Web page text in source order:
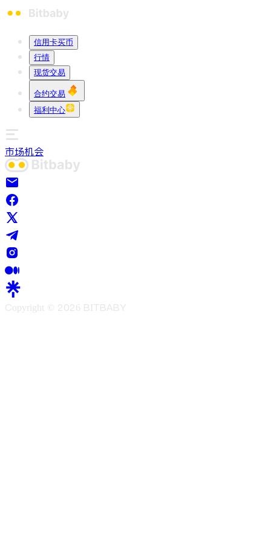
信用卡买币
行情
现货交易
合约交易
福利中心
市场机会
Copyright © 2026 BITBABY